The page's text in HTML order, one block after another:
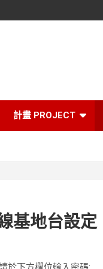
計畫 PROJECT
基地台設定